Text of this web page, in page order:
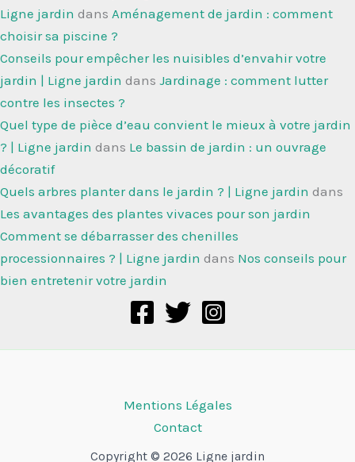
Ligne jardin dans Aménagement de jardin : comment
choisir sa piscine ?
Conseils pour empêcher les nuisibles d’envahir votre
jardin | Ligne jardin dans Jardinage : comment lutter
contre les insectes ?
Quel type de pièce d’eau convient le mieux à votre jardin
? | Ligne jardin dans Le bassin de jardin : un ouvrage
décoratif
Quels arbres planter dans le jardin ? | Ligne jardin dans
Les avantages des plantes vivaces pour son jardin
Comment se débarrasser des chenilles
processionnaires ? | Ligne jardin dans Nos conseils pour
bien entretenir votre jardin
Mentions Légales
Contact
Copyright © 2026 Ligne jardin